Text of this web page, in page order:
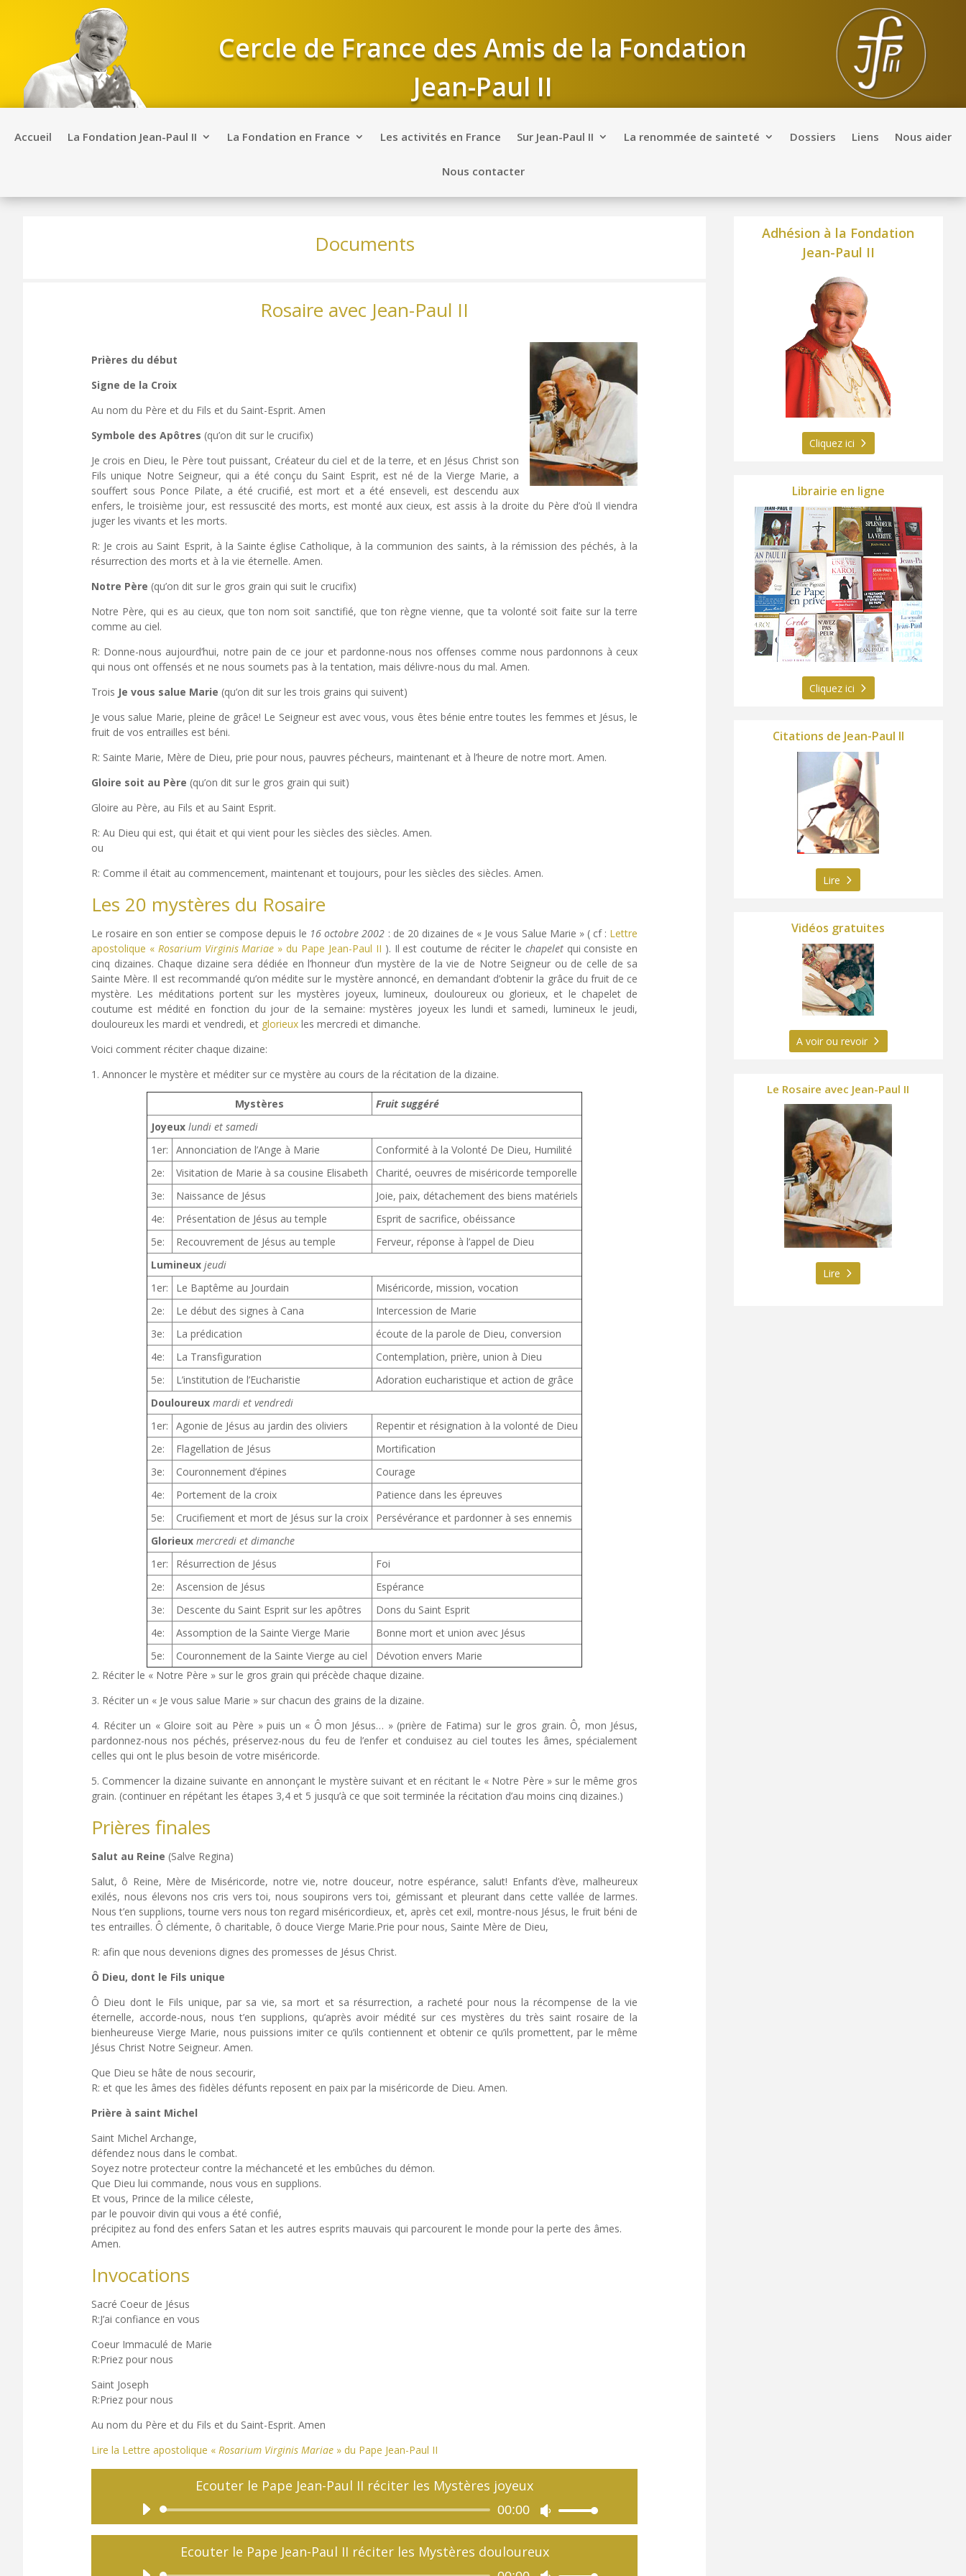
Cercle de France des Amis de la Fondation
Jean-Paul II
Accueil La Fondation Jean-Paul II La Fondation en France Les activités en France Sur Jean-Paul II La renommée de sainteté Dossiers Liens Nous aider
Nous contacter
Documents
Rosaire avec Jean-Paul II
Prières du début
Signe de la Croix
Au nom du Père et du Fils et du Saint-Esprit. Amen
Symbole des Apôtres (qu’on dit sur le crucifix)
Je crois en Dieu, le Père tout puissant, Créateur du ciel et de la terre, et en Jésus Christ son
Fils unique Notre Seigneur, qui a été conçu du Saint Esprit, est né de la Vierge Marie, a
souffert sous Ponce Pilate, a été crucifié, est mort et a été enseveli, est descendu aux
enfers, le troisième jour, est ressuscité des morts, est monté aux cieux, est assis à la droite du Père d’où Il viendra
juger les vivants et les morts.
R: Je crois au Saint Esprit, à la Sainte église Catholique, à la communion des saints, à la rémission des péchés, à la
résurrection des morts et à la vie éternelle. Amen.
Notre Père (qu’on dit sur le gros grain qui suit le crucifix)
Notre Père, qui es au cieux, que ton nom soit sanctifié, que ton règne vienne, que ta volonté soit faite sur la terre
comme au ciel.
R: Donne-nous aujourd’hui, notre pain de ce jour et pardonne-nous nos offenses comme nous pardonnons à ceux
qui nous ont offensés et ne nous soumets pas à la tentation, mais délivre-nous du mal. Amen.
Trois Je vous salue Marie (qu’on dit sur les trois grains qui suivent)
Je vous salue Marie, pleine de grâce! Le Seigneur est avec vous, vous êtes bénie entre toutes les femmes et Jésus, le
fruit de vos entrailles est béni.
R: Sainte Marie, Mère de Dieu, prie pour nous, pauvres pécheurs, maintenant et à l’heure de notre mort. Amen.
Gloire soit au Père (qu’on dit sur le gros grain qui suit)
Gloire au Père, au Fils et au Saint Esprit.
R: Au Dieu qui est, qui était et qui vient pour les siècles des siècles. Amen.
ou
R: Comme il était au commencement, maintenant et toujours, pour les siècles des siècles. Amen.
Les 20 mystères du Rosaire
Le rosaire en son entier se compose depuis le 16 octobre 2002 : de 20 dizaines de « Je vous Salue Marie » ( cf : Lettre
apostolique « Rosarium Virginis Mariae » du Pape Jean-Paul II ). Il est coutume de réciter le chapeletqui consiste en
cinq dizaines. Chaque dizaine sera dédiée en l’honneur d’un mystère de la vie de Notre Seigneur ou de celle de sa
Sainte Mère. Il est recommandé qu’on médite sur le mystère annoncé, en demandant d’obtenir la grâce du fruit de ce
mystère. Les méditations portent sur les mystères joyeux, lumineux, douloureux ou glorieux, et le chapelet de
coutume est médité en fonction du jour de la semaine: mystères joyeux les lundi et samedi, lumineux le jeudi,
douloureux les mardi et vendredi, et glorieux les mercredi et dimanche.
Voici comment réciter chaque dizaine:
1. Annoncer le mystère et méditer sur ce mystère au cours de la récitation de la dizaine.
Mystères
Fruit suggéré
Joyeux lundi et samedi
1er:
Annonciation de l’Ange à Marie
Conformité à la Volonté De Dieu, Humilité
2e:
Visitation de Marie à sa cousine Elisabeth
Charité, oeuvres de miséricorde temporelle
3e:
Naissance de Jésus
Joie, paix, détachement des biens matériels
4e:
Présentation de Jésus au temple
Esprit de sacrifice, obéissance
5e:
Recouvrement de Jésus au temple
Ferveur, réponse à l’appel de Dieu
Lumineux jeudi
1er:
Le Baptême au Jourdain
Miséricorde, mission, vocation
2e:
Le début des signes à Cana
Intercession de Marie
3e:
La prédication
écoute de la parole de Dieu, conversion
4e:
La Transfiguration
Contemplation, prière, union à Dieu
5e:
L’institution de l’Eucharistie
Adoration eucharistique et action de grâce
Douloureux mardi et vendredi
1er:
Agonie de Jésus au jardin des oliviers
Repentir et résignation à la volonté de Dieu
2e:
Flagellation de Jésus
Mortification
3e:
Couronnement d’épines
Courage
4e:
Portement de la croix
Patience dans les épreuves
5e:
Crucifiement et mort de Jésus sur la croix
Persévérance et pardonner à ses ennemis
Glorieux mercredi et dimanche
1er:
Résurrection de Jésus
Foi
2e:
Ascension de Jésus
Espérance
3e:
Descente du Saint Esprit sur les apôtres
Dons du Saint Esprit
4e:
Assomption de la Sainte Vierge Marie
Bonne mort et union avec Jésus
5e:
Couronnement de la Sainte Vierge au ciel
Dévotion envers Marie
2. Réciter le « Notre Père » sur le gros grain qui précède chaque dizaine.
3. Réciter un « Je vous salue Marie » sur chacun des grains de la dizaine.
4. Réciter un « Gloire soit au Père » puis un « Ô mon Jésus… » (prière de Fatima) sur le gros grain. Ô, mon Jésus,
pardonnez-nous nos péchés, préservez-nous du feu de l’enfer et conduisez au ciel toutes les âmes, spécialement
celles qui ont le plus besoin de votre miséricorde.
5. Commencer la dizaine suivante en annonçant le mystère suivant et en récitant le « Notre Père » sur le même gros
grain. (continuer en répétant les étapes 3,4 et 5 jusqu’à ce que soit terminée la récitation d’au moins cinq dizaines.)
Prières finales
Salut au Reine (Salve Regina)
Salut, ô Reine, Mère de Miséricorde, notre vie, notre douceur, notre espérance, salut! Enfants d’ève, malheureux
exilés, nous élevons nos cris vers toi, nous soupirons vers toi, gémissant et pleurant dans cette vallée de larmes.
Nous t’en supplions, tourne vers nous ton regard miséricordieux, et, après cet exil, montre-nous Jésus, le fruit béni de
tes entrailles. Ô clémente, ô charitable, ô douce Vierge Marie.Prie pour nous, Sainte Mère de Dieu,
R: afin que nous devenions dignes des promesses de Jésus Christ.
Ô Dieu, dont le Fils unique
Ô Dieu dont le Fils unique, par sa vie, sa mort et sa résurrection, a racheté pour nous la récompense de la vie
éternelle, accorde-nous, nous t’en supplions, qu’après avoir médité sur ces mystères du très saint rosaire de la
bienheureuse Vierge Marie, nous puissions imiter ce qu’ils contiennent et obtenir ce qu’ils promettent, par le même
Jésus Christ Notre Seigneur. Amen.
Que Dieu se hâte de nous secourir,
R: et que les âmes des fidèles défunts reposent en paix par la miséricorde de Dieu. Amen.
Prière à saint Michel
Saint Michel Archange,
défendez nous dans le combat.
Soyez notre protecteur contre la méchanceté et les embûches du démon.
Que Dieu lui commande, nous vous en supplions.
Et vous, Prince de la milice céleste,
par le pouvoir divin qui vous a été confié,
précipitez au fond des enfers Satan et les autres esprits mauvais qui parcourent le monde pour la perte des âmes.
Amen.
Invocations
Sacré Coeur de Jésus
R:J’ai confiance en vous
Coeur Immaculé de Marie
R:Priez pour nous
Saint Joseph
R:Priez pour nous
Au nom du Père et du Fils et du Saint-Esprit. Amen
Lire la Lettre apostolique «Rosarium Virginis Mariae » du Pape Jean-Paul II
Ecouter le Pape Jean-Paul II réciter les Mystères joyeux
Lecteur
audio
00:00
Utilisez
les
Ecouter le Pape Jean-Paul II réciter les Mystères douloureux
Adhésion à la Fondation
Jean-Paul II
Cliquez ici
Librairie en ligne
Cliquez ici
Citations de Jean-Paul II
Lire
Vidéos gratuites
A voir ou revoir
Le Rosaire avec Jean-Paul II
Lire